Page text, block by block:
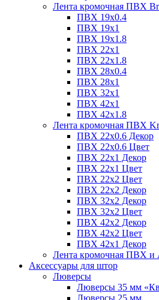
Лента кромочная ПВХ
ПВХ 19x0.4
ПВХ 19х1
ПВХ 19х1.8
ПВХ 22х1
ПВХ 22х1.8
ПВХ 28х0.4
ПВХ 28х1
ПВХ 32x1
ПВХ 42х1
ПВХ 42х1.8
Лента кромочная ПВХ
ПВХ 22x0.6 Декор
ПВХ 22x0.6 Цвет
ПВХ 22x1 Декор
ПВХ 22x1 Цвет
ПВХ 22x2 Цвет
ПВХ 22x2 Декор
ПВХ 32x2 Декор
ПВХ 32x2 Цвет
ПВХ 42x2 Декор
ПВХ 42x2 Цвет
ПВХ 42x1 Декор
Лента кромочная ПВХ и
Аксессуары для штор
Люверсы
Люверсы 35 мм
Люверсы 25 мм